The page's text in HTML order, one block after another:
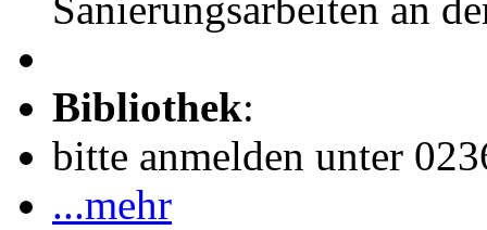
Sanierungsarbeiten an
Bibliothek:
bitte anmelden unter
...mehr